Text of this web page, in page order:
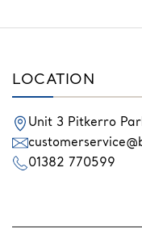
LOCATION
Unit 3 Pitkerro
01382 770599